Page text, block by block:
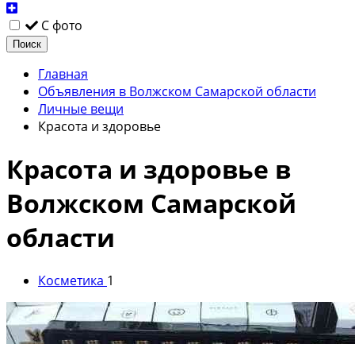
С фото
Поиск
Главная
Объявления в Волжском Самарской области
Личные вещи
Красота и здоровье
Красота и здоровье в
Волжском Самарской
области
Косметика 1